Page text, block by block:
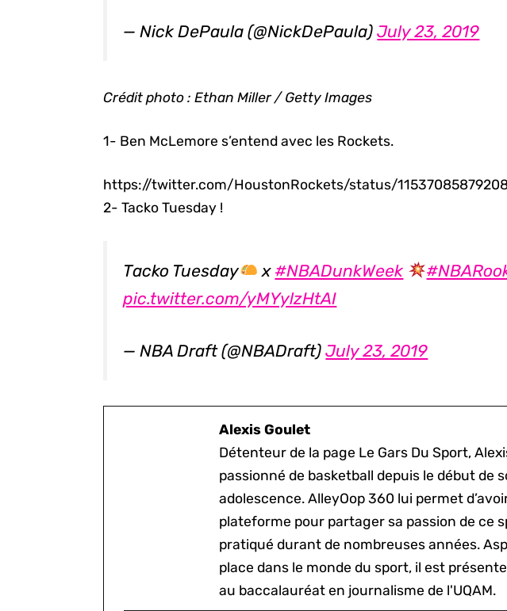
— Nick DePaula (@NickDePaula)July 23, 2019
Crédit photo : Ethan Miller / Getty Images
1- Ben McLemore s’entend avec les Rockets.
https://twitter.com/HoustonRockets/status/
2- Tacko Tuesday !
Tacko Tuesday x #NBADunkWeek
pic.twitter.com/yMYylzHtAI
— NBA Draft (@NBADraft)July 23, 2019
Alexis Goulet
Détenteur de la page Le Gars Du Sport,
passionné de basketball depuis le début de
adolescence. AlleyOop 360 lui permet
plateforme pour partager sa passion de ce
pratiqué durant de nombreuses années.
place dans le monde du sport, il est
au baccalauréat en journalisme de l'UQAM.